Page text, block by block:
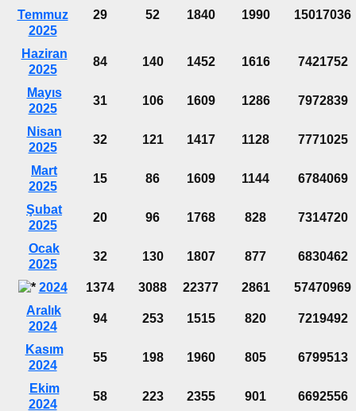
Temmuz
2025
29 52 1840 1990 15017036
Haziran
2025
84 140 1452 1616 7421752
Mayıs
2025
31 106 1609 1286 7972839
Nisan
2025
32 121 1417 1128 7771025
Mart
2025
15 86 1609 1144 6784069
Şubat
2025
20 96 1768 828 7314720
Ocak
2025
32 130 1807 877 6830462
2024 1374 3088 22377 2861
57470969
Aralık
2024
94 253 1515 820 7219492
Kasım
2024
55 198 1960 805 6799513
Ekim
2024
58 223 2355 901 6692556